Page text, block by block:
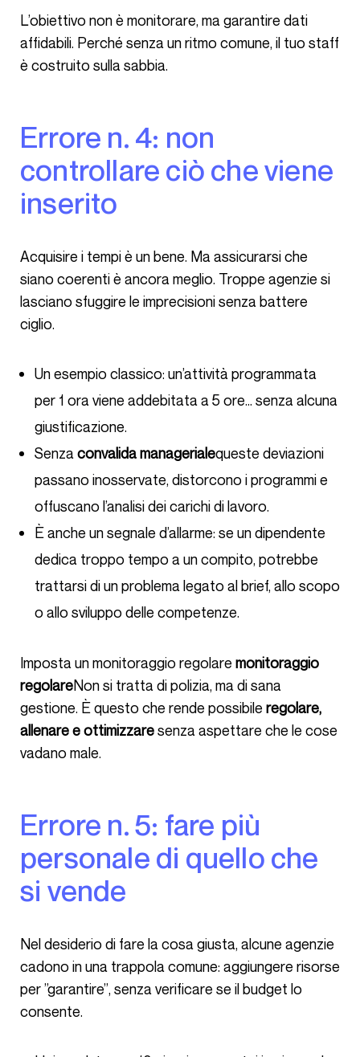
L’obiettivo non è monitorare, ma garantire dati
affidabili. Perché senza un ritmo comune, il tuo staff
è costruito sulla sabbia.
Errore n. 4: non
controllare ciò che viene
inserito
Acquisire i tempi è un bene. Ma assicurarsi che
siano coerenti è ancora meglio. Troppe agenzie si
lasciano sfuggire le imprecisioni senza battere
ciglio.
Un esempio classico: un’attività programmata
per 1 ora viene addebitata a 5 ore… senza alcuna
giustificazione.
Senza convalida managerialequeste deviazioni
passano inosservate, distorcono i programmi e
offuscano l’analisi dei carichi di lavoro.
È anche un segnale d’allarme: se un dipendente
dedica troppo tempo a un compito, potrebbe
trattarsi di un problema legato al brief, allo scopo
o allo sviluppo delle competenze.
Imposta un monitoraggio regolare monitoraggio
regolareNon si tratta di polizia, ma di sana
gestione. È questo che rende possibile regolare,
allenare e ottimizzaresenza aspettare che le cose
vadano male.
Errore n. 5: fare più
personale di quello che
si vende
Nel desiderio di fare la cosa giusta, alcune agenzie
cadono in una trappola comune: aggiungere risorse
per ”garantire”, senza verificare se il budget lo
consente.